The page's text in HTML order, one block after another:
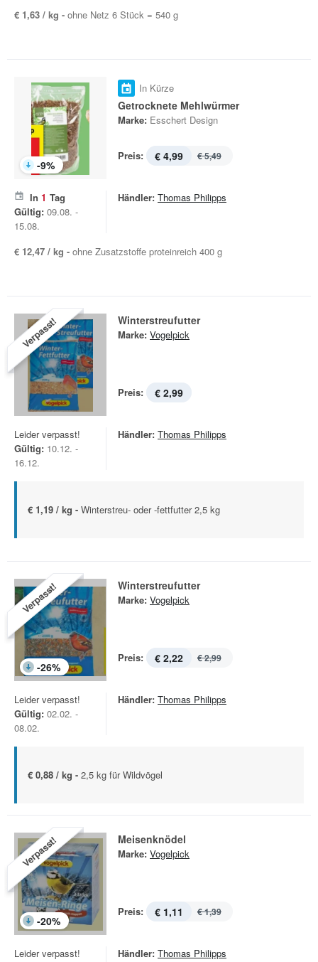
€ 1,63 / kg - ohne Netz 6 Stück = 540 g
-9%
In Kürze
Getrocknete Mehlwürmer
Marke: Esschert Design
Preis: € 4,99 € 5,49
In 1 Tag
Gültig: 09.08. -
15.08.
Händler: Thomas Philipps
€ 12,47 / kg - ohne Zusatzstoffe proteinreich 400 g
Verpasst! Winterstreufutter
Marke: Vogelpick
Preis: € 2,99
Leider verpasst!
Gültig: 10.12. -
16.12.
Händler: Thomas Philipps
€ 1,19 / kg - Winterstreu- oder -fettfutter 2,5 kg
Verpasst!
-26%
Winterstreufutter
Marke: Vogelpick
Preis: € 2,22 € 2,99
Leider verpasst!
Gültig: 02.02. -
08.02.
Händler: Thomas Philipps
€ 0,88 / kg - 2,5 kg für Wildvögel
Verpasst!
-20%
Meisenknödel
Marke: Vogelpick
Preis: € 1,11 € 1,39
Leider verpasst!
Händler: Thomas Philipps